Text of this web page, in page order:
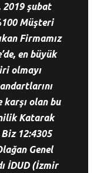
2019 şubat
Müşteri
Firmamız
en büyük
olmayı
olan bu
Katarak
12:4305
Genel
İDUD (İzmir